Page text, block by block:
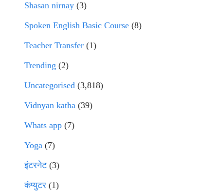
Shasan nirnay (3)
Spoken English Basic Course (8)
Teacher Transfer (1)
Trending (2)
Uncategorised (3,818)
Vidnyan katha (39)
Whats app (7)
Yoga (7)
इंटरनेट(3)
कंप्युटर (1)